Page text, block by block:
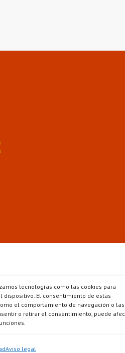
tecnologías como las cookies para
El consentimiento de estas
el comportamiento de navegación o las
o retirar el consentimiento, puede
Aviso legal